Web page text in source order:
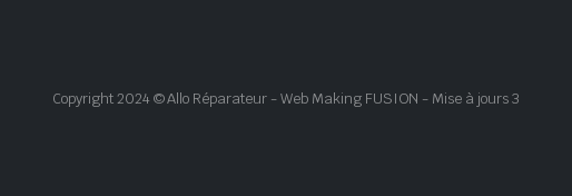
Copyright 2024 © Allo Réparateur - Web Making FUSION - Mise à jours 3